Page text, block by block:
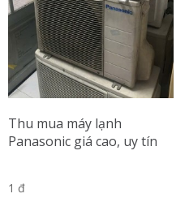
Thu mua máy lạnh
Panasonic giá cao, uy tín
1 đ